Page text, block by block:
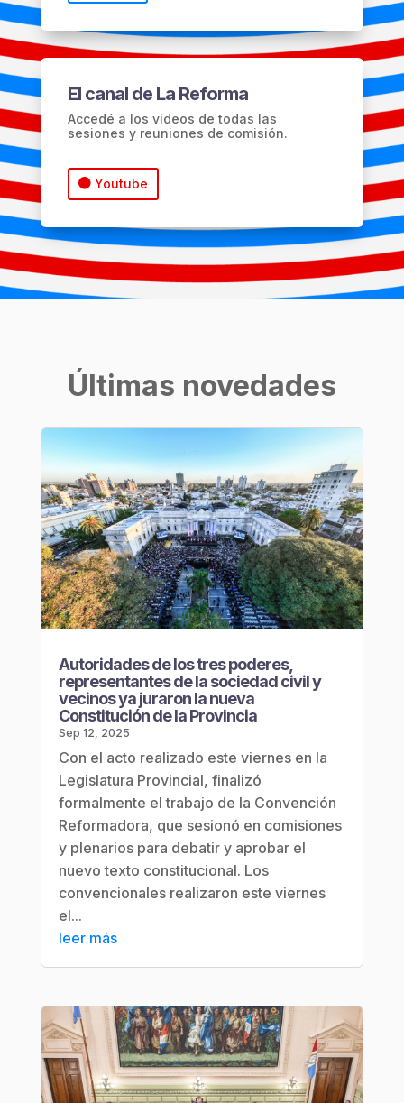
El canal de La Reforma
Accedé a los videos de todas las
sesiones y reuniones de comisión.
Youtube
Últimas novedades
Autoridades de los tres poderes,
representantes de la sociedad civil y
vecinos ya juraron la nueva
Constitución de la Provincia
Sep 12, 2025
Con el acto realizado este viernes en la
Legislatura Provincial, finalizó
formalmente el trabajo de la Convención
Reformadora, que sesionó en comisiones
y plenarios para debatir y aprobar el
nuevo texto constitucional. Los
convencionales realizaron este viernes
el...
leer más